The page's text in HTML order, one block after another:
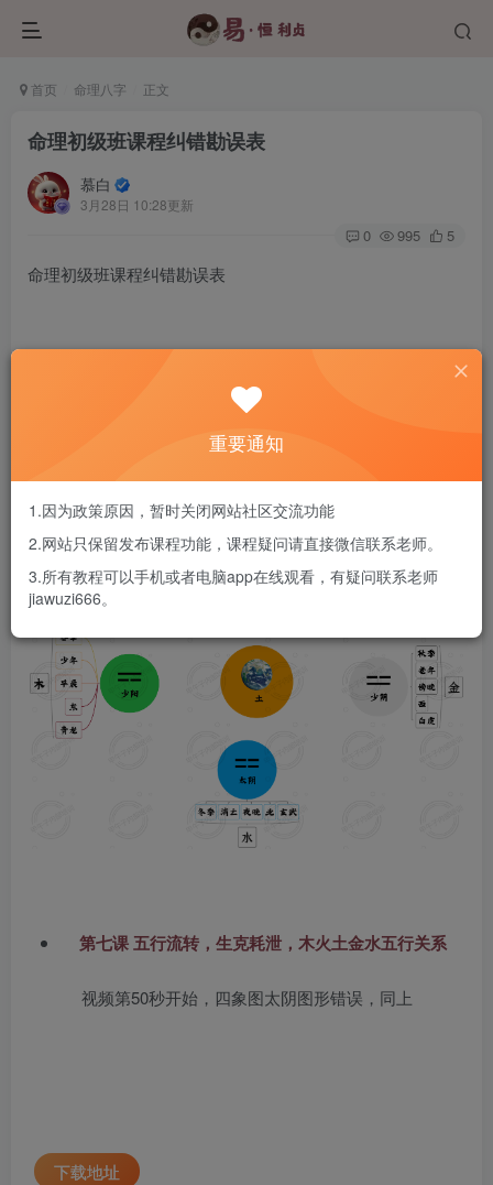
首页 命理八字 正文
命理初级班课程纠错勘误表
慕白
3月28日 10:28更新
0 995 5
命理初级班课程纠错勘误表
第五课 阴阳生五行，五行生天干，阴阳五行与天干的关
第七课 五行流转，生克耗泄，木火土金水五行关系
视频第50秒开始，四象图太阴图形错误，同上
下载地址
重要通知
1.因为政策原因，暂时关闭网站社区交流功能
2.网站只保留发布课程功能，课程疑问请直接微信联系老师。
3.所有教程可以手机或者电脑app在线观看，有疑问联系老师
jiawuzi666。